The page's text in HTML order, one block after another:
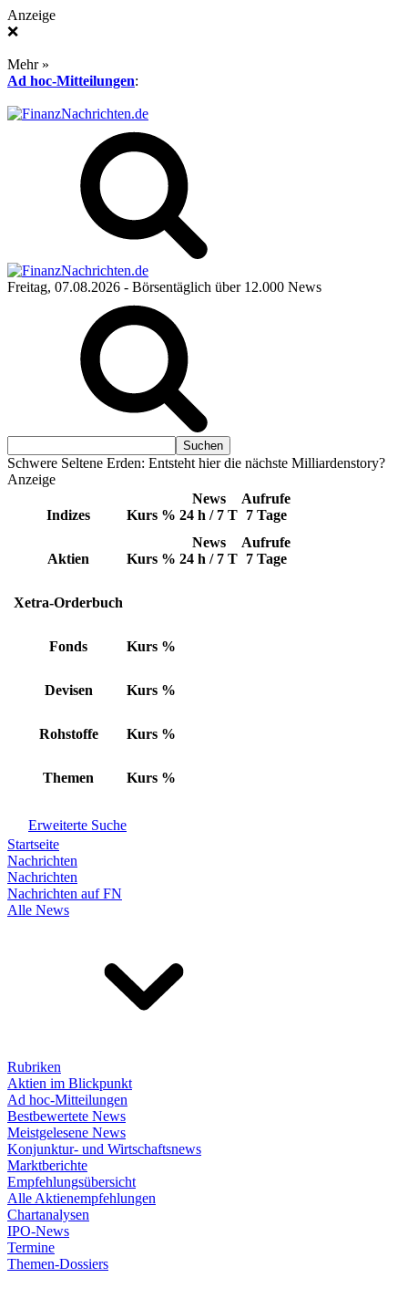
Anzeige
❌
Mehr »
Ad hoc-Mitteilungen:
Freitag, 07.08.2026 - Börsentäglich über 12.000 News
Schwere Seltene Erden: Entsteht hier die nächste Milliardenstory?
Anzeige
Indizes Kurs %
News
24 h / 7 T
Aufrufe
7 Tage
Aktien Kurs %
News
24 h / 7 T
Aufrufe
7 Tage
Xetra-Orderbuch
Fonds Kurs %
Devisen Kurs %
Rohstoffe Kurs %
Themen Kurs %
Erweiterte Suche
Startseite
Nachrichten
Nachrichten
Nachrichten auf FN
Alle News
Rubriken
Aktien im Blickpunkt
Ad hoc-Mitteilungen
Bestbewertete News
Meistgelesene News
Konjunktur- und Wirtschaftsnews
Marktberichte
Empfehlungsübersicht
Alle Aktienempfehlungen
Chartanalysen
IPO-News
Termine
Themen-Dossiers